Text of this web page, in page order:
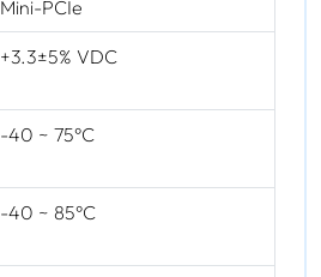
Mini-PCIe
+3.3±5% VDC
-40 ~ 75°C
-40 ~ 85°C